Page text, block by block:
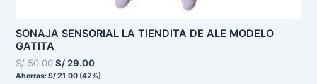
SONAJA SENSORIAL LA TIENDITA DE ALE MODELO
GATITA
S/50.00S/29.00
Ahorras:S/21.00 (42%)